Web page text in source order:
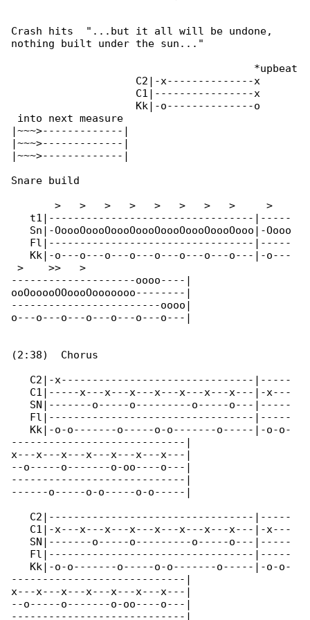
Crash hits  "...but it all will be undone,
nothing built under the sun..."
                                       *upbeat
                    C2|-x--------------x
                    C1|----------------x
                    Kk|-o--------------o
into next measure
|~~~>-------------|
|~~~>-------------|
|~~~>-------------|
Snare build
       >   >   >   >   >   >   >   >     >
   t1|---------------------------------|-----
   Sn|-OoooOoooOoooOoooOoooOoooOoooOooo|-Oooo
   Fl|---------------------------------|-----
   Kk|-o---o---o---o---o---o---o---o---|-o---
>    >>   >
--------------------oooo----|
ooOooooOOoooOooooooo--------|
------------------------oooo|
o---o---o---o---o---o---o---|
(2:38)  Chorus
   C2|-x-------------------------------|-----
   C1|-----x---x---x---x---x---x---x---|-x---
   SN|-------o-----o---------o-----o---|-----
   Fl|---------------------------------|-----
   Kk|-o-o-------o-----o-o-------o-----|-o-o-
----------------------------|
x---x---x---x---x---x---x---|
--o-----o-------o-oo----o---|
----------------------------|
------o-----o-o-----o-o-----|
   C2|---------------------------------|-----
   C1|-x---x---x---x---x---x---x---x---|-x---
   SN|-------o-----o---------o-----o---|-----
   Fl|---------------------------------|-----
   Kk|-o-o-------o-----o-o-------o-----|-o-o-
----------------------------|
x---x---x---x---x---x---x---|
--o-----o-------o-oo----o---|
----------------------------|